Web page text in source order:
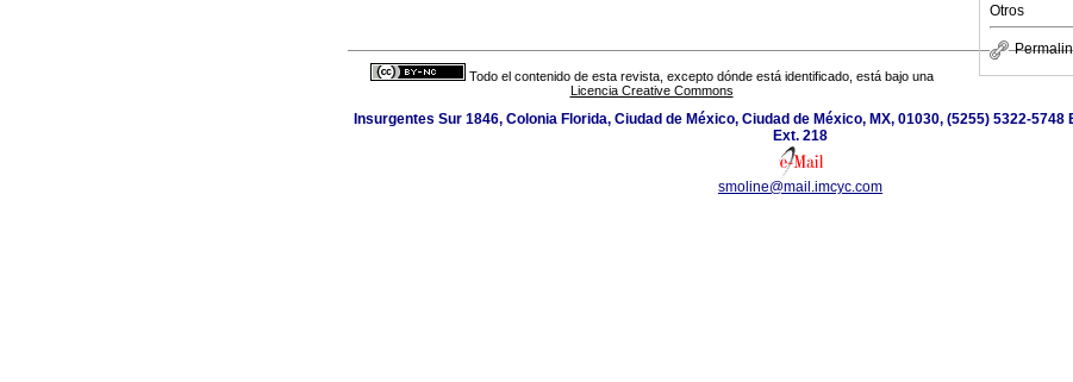
Otros
Todo el contenido de esta revista, excepto dónde está identificado, está bajo una
Licencia Creative Commons
Insurgentes Sur 1846, Colonia Florida, Ciudad de México, Ciudad de México, MX, 01030, (5255) 5322-5748
Ext. 218
smoline@mail.imcyc.com